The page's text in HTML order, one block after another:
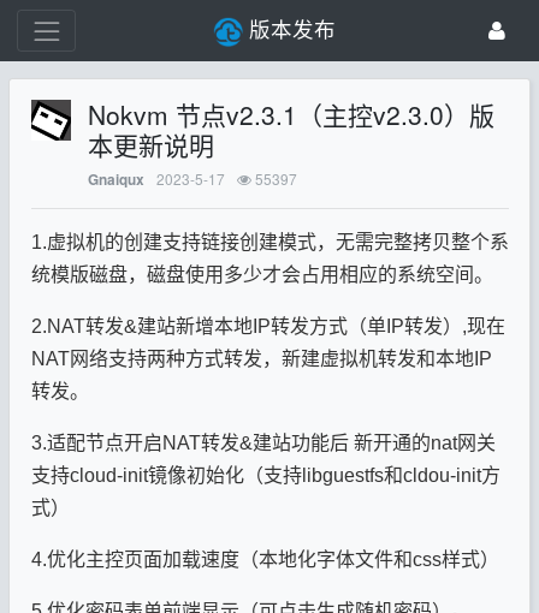
版本发布
Nokvm 节点v2.3.1（主控v2.3.0）版
本更新说明
Gnaiqux 2023-5-17 55397
1.虚拟机的创建支持链接创建模式，无需完整拷贝整个系
统模版磁盘，磁盘使用多少才会占用相应的系统空间。
2.NAT转发&建站新增本地IP转发方式（单IP转发）,现在
NAT网络支持两种方式转发，新建虚拟机转发和本地IP
转发。
3.适配节点开启NAT转发&建站功能后 新开通的nat网关
支持cloud-init镜像初始化（支持libguestfs和cldou-init方
式）
4.优化主控页面加载速度（本地化字体文件和css样式）